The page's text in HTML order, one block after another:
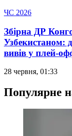
ЧС 2026
Збірна ДР
Узбекистаном:
вивів у плей-
28 червня, 01:33
Популярне